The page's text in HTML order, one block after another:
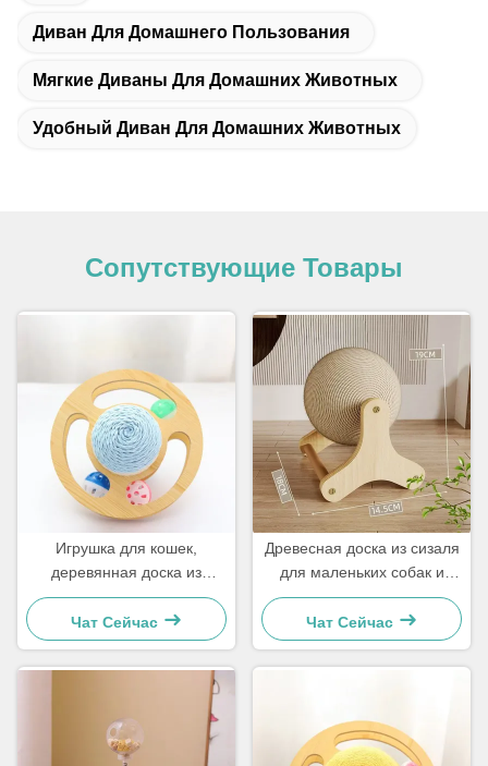
Диван Для Домашнего Пользования
Мягкие Диваны Для Домашних Животных
Удобный Диван Для Домашних Животных
Сопутствующие Товары
Игрушка для кошек,
деревянная доска из
сизаля для маленьких
собак и кошек. Просто и
практично.
Чат Сейчас
Древесная доска из сизаля
для маленьких собак и
кошек
Чат Сейчас